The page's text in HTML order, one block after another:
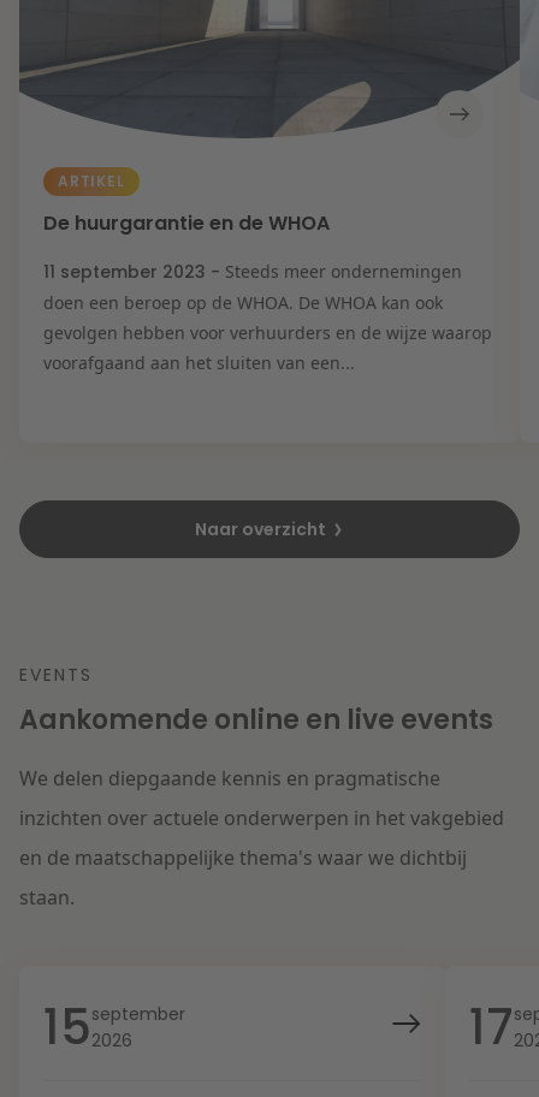
ARTIKEL
De huurgarantie en de WHOA
11 september 2023 - Steeds meer ondernemingen
doen een beroep op de WHOA. De WHOA kan ook
gevolgen hebben voor verhuurders en de wijze waarop
voorafgaand aan het sluiten van een...
Naar overzicht
EVENTS
Aankomende online en live events
We delen diepgaande kennis en pragmatische
inzichten over actuele onderwerpen in het vakgebied
en de maatschappelijke thema's waar we dichtbij
staan.
15september
2026
17